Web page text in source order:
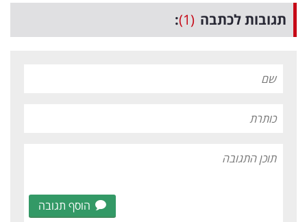
תגובות לכתבה (1)
:
הוסף תגובה